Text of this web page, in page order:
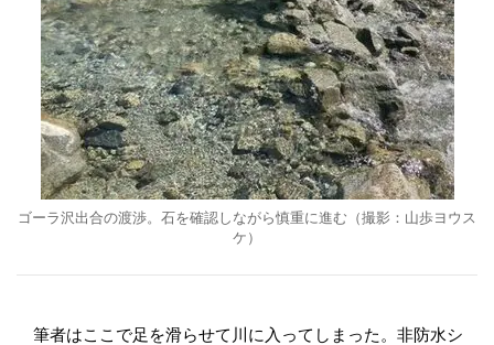
ゴーラ沢出合の渡渉。石を確認しながら慎重に進む（撮影：山歩ヨウス
ケ）
筆者はここで足を滑らせて川に入ってしまった。非防水シ